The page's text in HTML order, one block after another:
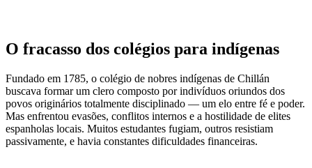
O fracasso dos colégios para indígenas
Fundado em 1785, o colégio de nobres indígenas de Chillán
buscava formar um clero composto por indivíduos oriundos dos
povos originários totalmente disciplinado — um elo entre fé e poder.
Mas enfrentou evasões, conflitos internos e a hostilidade de elites
espanholas locais. Muitos estudantes fugiam, outros resistiam
passivamente, e havia constantes dificuldades financeiras.